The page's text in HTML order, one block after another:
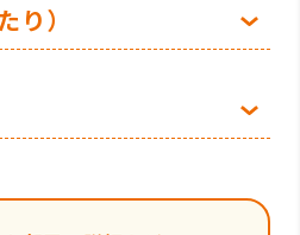
り）